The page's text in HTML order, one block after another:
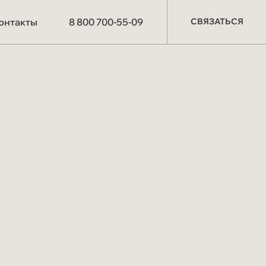
8 800 700-55-09 СВЯЗАТЬСЯ